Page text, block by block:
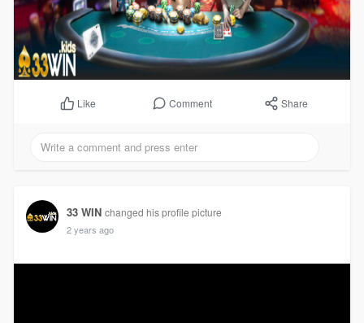
Like Comment Share
33 WIN changed his profile picture
2 years ago